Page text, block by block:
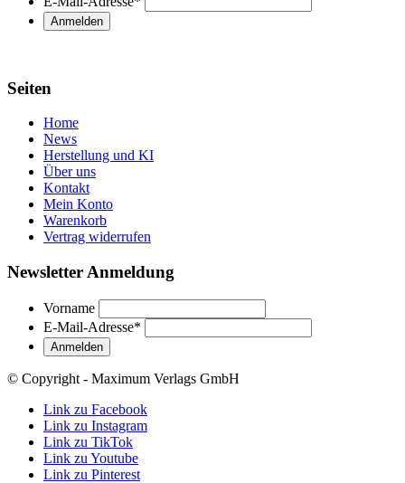
Seiten
Home
News
Herstellung und KI
Über uns
Kontakt
Mein Konto
Warenkorb
Vertrag widerrufen
Newsletter Anmeldung
Vorname
E-Mail-Adresse*
© Copyright - Maximum Verlags GmbH
Link zu Facebook
Link zu Instagram
Link zu TikTok
Link zu Youtube
Link zu Pinterest